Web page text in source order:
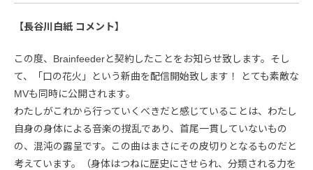
【長谷川白紙 コメント】
この度、Brainfeederと契約したことをお知らせ致します。そし
て、「口の花火」という新曲を配信開始致します！ とても素敵な
MVも同時に公開されます。
わたしがこれから行っていくべきだと感じていることは、わたし
自身の身体による音楽の撹乱であり、首尾一貫していないもの
の、混沌の露呈です。この曲はまさにその皮切りとなるものだと
考えています。（身体はつねに歴史にさせられ、分類される力を